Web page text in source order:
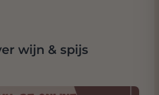
wijn & spijs